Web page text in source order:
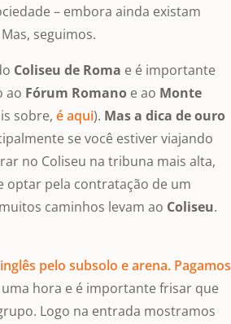
– embora ainda existam
Mas, seguimos.
Coliseu de Roma e é importante
ao Fórum Romano e ao Monte
sobre,é aqui). Mas a dica de ouro
se você estiver viajando
no Coliseu na tribuna mais alta,
optar pela contratação de um
caminhos levam ao Coliseu.
pelo subsolo e arena. Pagamos
hora e é importante frisar que
Logo na entrada mostramos